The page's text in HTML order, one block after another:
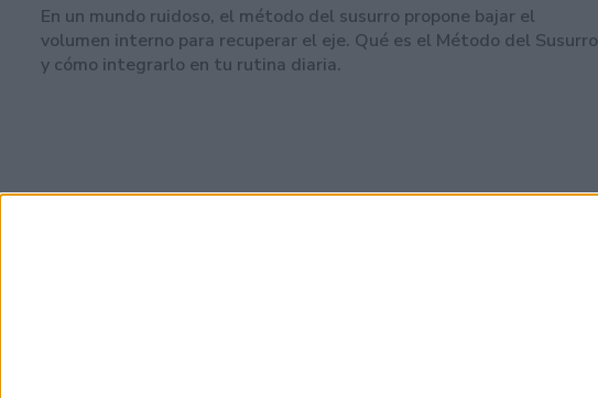
En un mundo ruidoso, el método del susurro propone bajar el
volumen interno para recuperar el eje. Qué es el Método del Susurro
y cómo integrarlo en tu rutina diaria.